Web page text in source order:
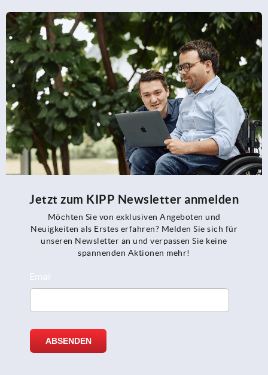
Jetzt zum KIPP Newsletter anmelden
Möchten Sie von exklusiven Angeboten und
Neuigkeiten als Erstes erfahren? Melden Sie sich für
unseren Newsletter an und verpassen Sie keine
spannenden Aktionen mehr!